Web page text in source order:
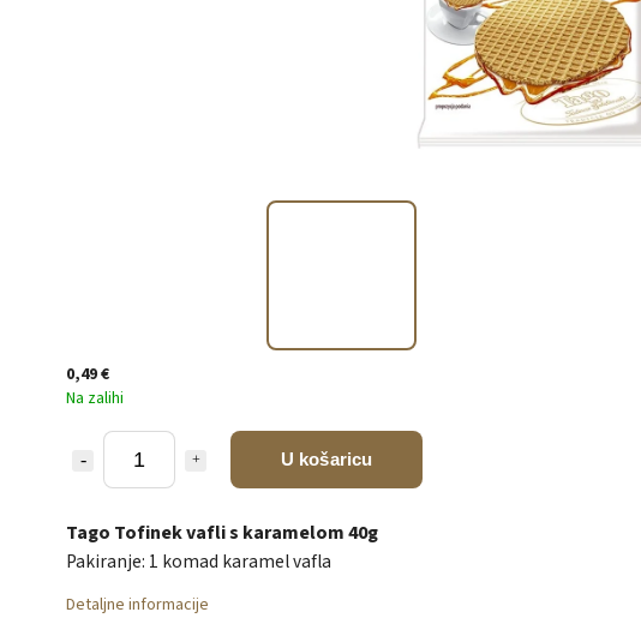
0,49 €
Na zalihi
U košaricu
Tago Tofinek vafli s karamelom 40g
Pakiranje: 1 komad karamel vafla
Detaljne informacije